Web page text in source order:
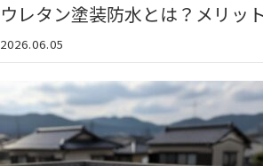
ウレタン塗装防水とは？メリッ
2026.06.05